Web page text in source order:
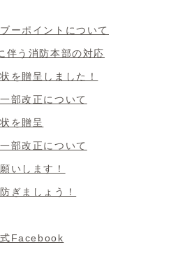
ーポイントについて
伴う消防本部の対応
を贈呈しました！
部改正について
を贈呈
部改正について
いします！
ぎましょう！
式Facebook